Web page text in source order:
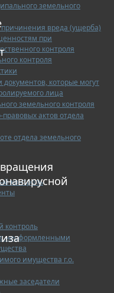
земельного
вреда (ущерба)
при
контроля
контроля
которые могут
лица
земельного контроля
актов отдела
отдела земельного
контроль
с неоформленными
имущества г.о.
заседатели